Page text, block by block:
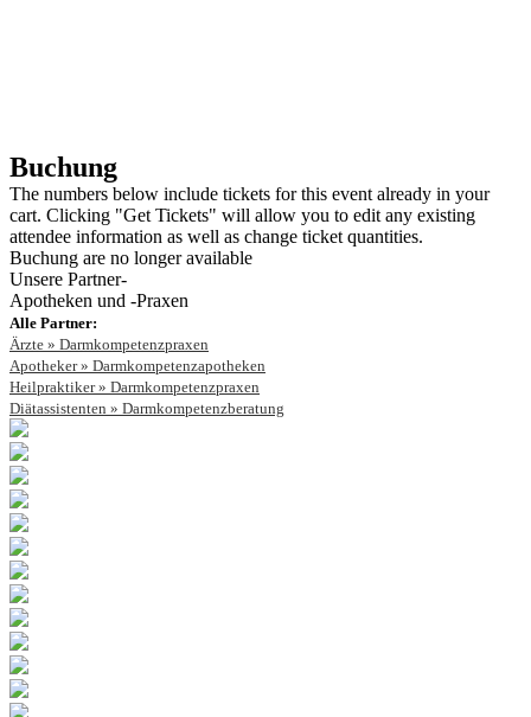
Buchung
The numbers below include tickets for this event already in your
cart. Clicking "Get Tickets" will allow you to edit any existing
attendee information as well as change ticket quantities.
Buchung are no longer available
Unsere Partner-
Apotheken und -Praxen
Alle Partner:
Ärzte » Darmkompetenzpraxen
Apotheker » Darmkompetenzapotheken
Heilpraktiker » Darmkompetenzpraxen
Diätassistenten » Darmkompetenzberatung